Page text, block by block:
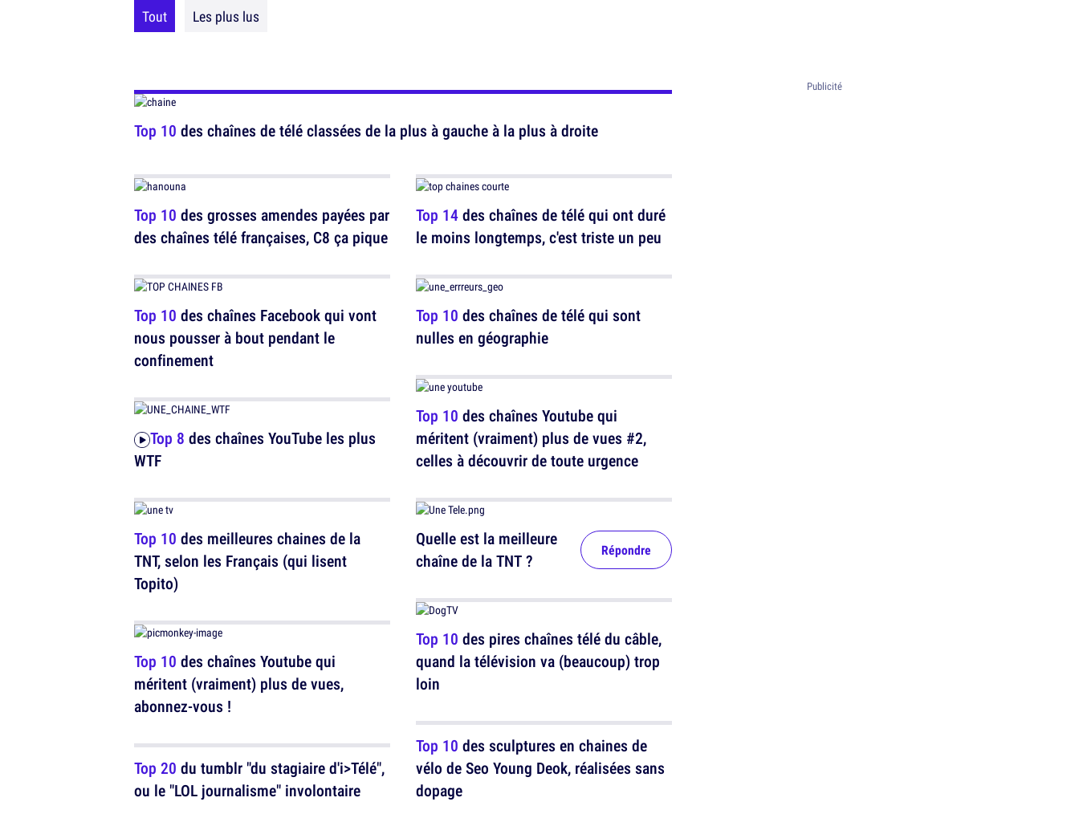
Tout Les plus lus
Top 10 des chaînes de télé classées de la plus à gauche à la plus à droite
Top 10 des grosses amendes payées par
des chaînes télé françaises, C8 ça pique
Top 10 des chaînes Facebook qui vont
nous pousser à bout pendant le
confinement
Top 8 des chaînes YouTube les plus
WTF
Top 10 des meilleures chaines de la
TNT, selon les Français (qui lisent
Topito)
Top 10 des chaînes Youtube qui
méritent (vraiment) plus de vues,
abonnez-vous !
Top 20 du tumblr "du stagiaire d'i>Télé",
ou le "LOL journalisme" involontaire
Top 14des chaînes de télé qui ont duré
le moins longtemps, c'est triste un peu
Top 10 des chaînes de télé qui sont
nulles en géographie
Top 10 des chaînes Youtube qui
méritent (vraiment) plus de vues #2,
celles à découvrir de toute urgence
Quelle est la meilleure
chaîne de la TNT ?
Répondre
Top 10 des pires chaînes télé du câble,
quand la télévision va (beaucoup) trop
loin
Top 10 des sculptures en chaines de
vélo de Seo Young Deok, réalisées sans
dopage